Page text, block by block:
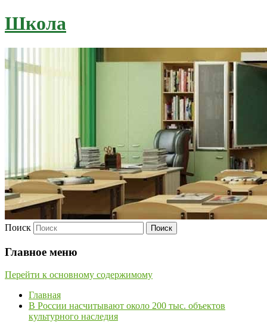
Школа
Поиск
Главное меню
Перейти к основному содержимому
Главная
В России насчитывают около 200 тыс. объектов
культурного наследия